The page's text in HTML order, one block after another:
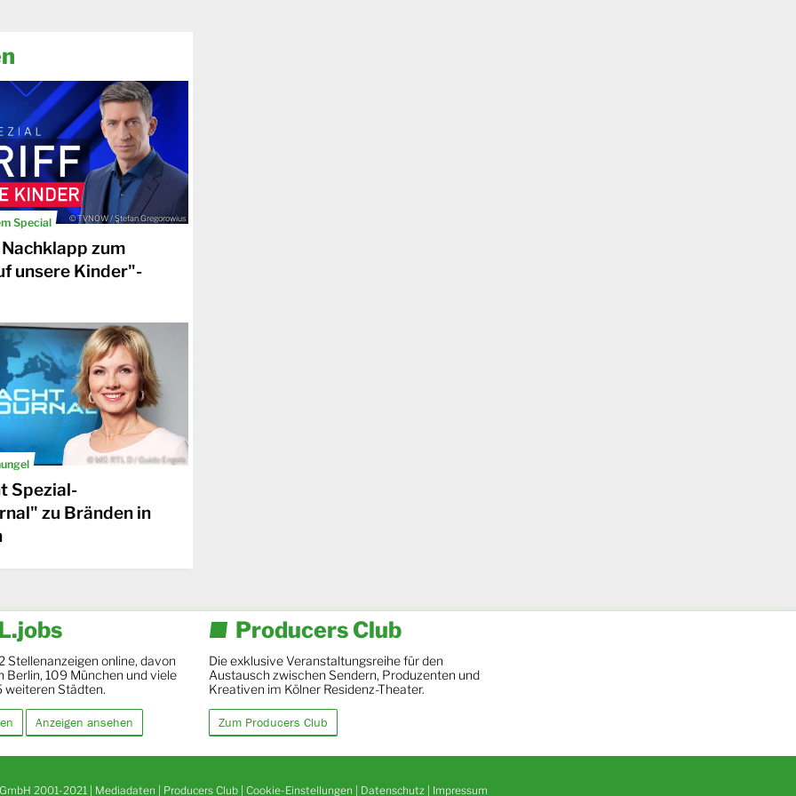
Special © TVNOW / Stefan Gregorowius
zum
unsere Kinder"-
© MG RTL D / Guido Engels
Spezial-
zu Bränden in
Stellenanzeigen online, davon
Berlin, 109 München und viele
weiteren Städten.
Anzeigen ansehen
Producers Club
Die exklusive Veranstaltungsreihe für den
Austausch zwischen Sendern, Produzenten und
Kreativen im Kölner Residenz-Theater.
Zum Producers Club
2001-2021 | Mediadaten Producers Club Cookie-Einstellungen Datenschutz Impressum